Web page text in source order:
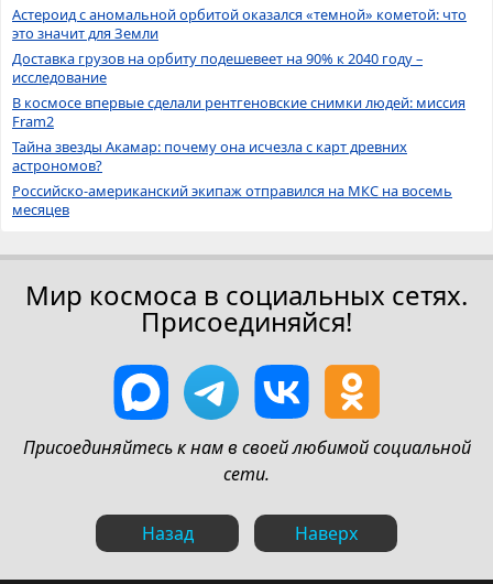
Астероид с аномальной орбитой оказался «темной» кометой: что
это значит для Земли
Доставка грузов на орбиту подешевеет на 90% к 2040 году –
исследование
В космосе впервые сделали рентгеновские снимки людей: миссия
Fram2
Тайна звезды Акамар: почему она исчезла с карт древних
астрономов?
Российско-американский экипаж отправился на МКС на восемь
месяцев
Мир космоса в социальных сетях.
Присоединяйся!
Присоединяйтесь к нам в своей любимой социальной
сети.
Назад Наверх